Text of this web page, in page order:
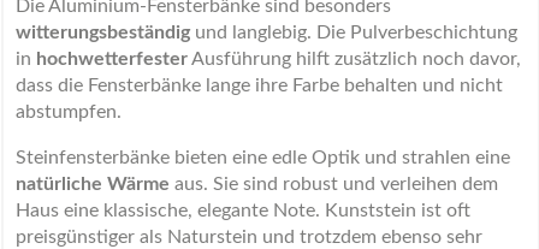
Die Aluminium-Fensterbänke sind besonders
witterungsbeständig und langlebig. Die Pulverbeschichtung
in hochwetterfesterAusführung hilft zusätzlich noch davor,
dass die Fensterbänke lange ihre Farbe behalten und nicht
abstumpfen.
Steinfensterbänke bieten eine edle Optik und strahlen eine
natürliche Wärme aus. Sie sind robust und verleihen dem
Haus eine klassische, elegante Note. Kunststein ist oft
preisgünstiger als Naturstein und trotzdem ebenso sehr